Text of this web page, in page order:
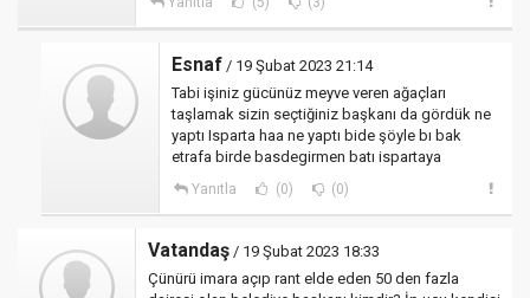
Esnaf / 19 Şubat 2023 21:14
Tabi işiniz gücünüz meyve veren ağaçları
taşlamak sizin seçtiğiniz başkanı da gördük ne
yaptı Isparta haa ne yaptı bide şöyle bı bak
etrafa birde basdegirmen batı ispartaya
Yanıtla (0) (0)
Vatandaş / 19 Şubat 2023 18:33
Çünürü imara açıp rant elde eden 50 den fazla